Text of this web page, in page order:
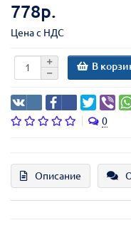
778р.
Цена с НДС
В
0
Описание